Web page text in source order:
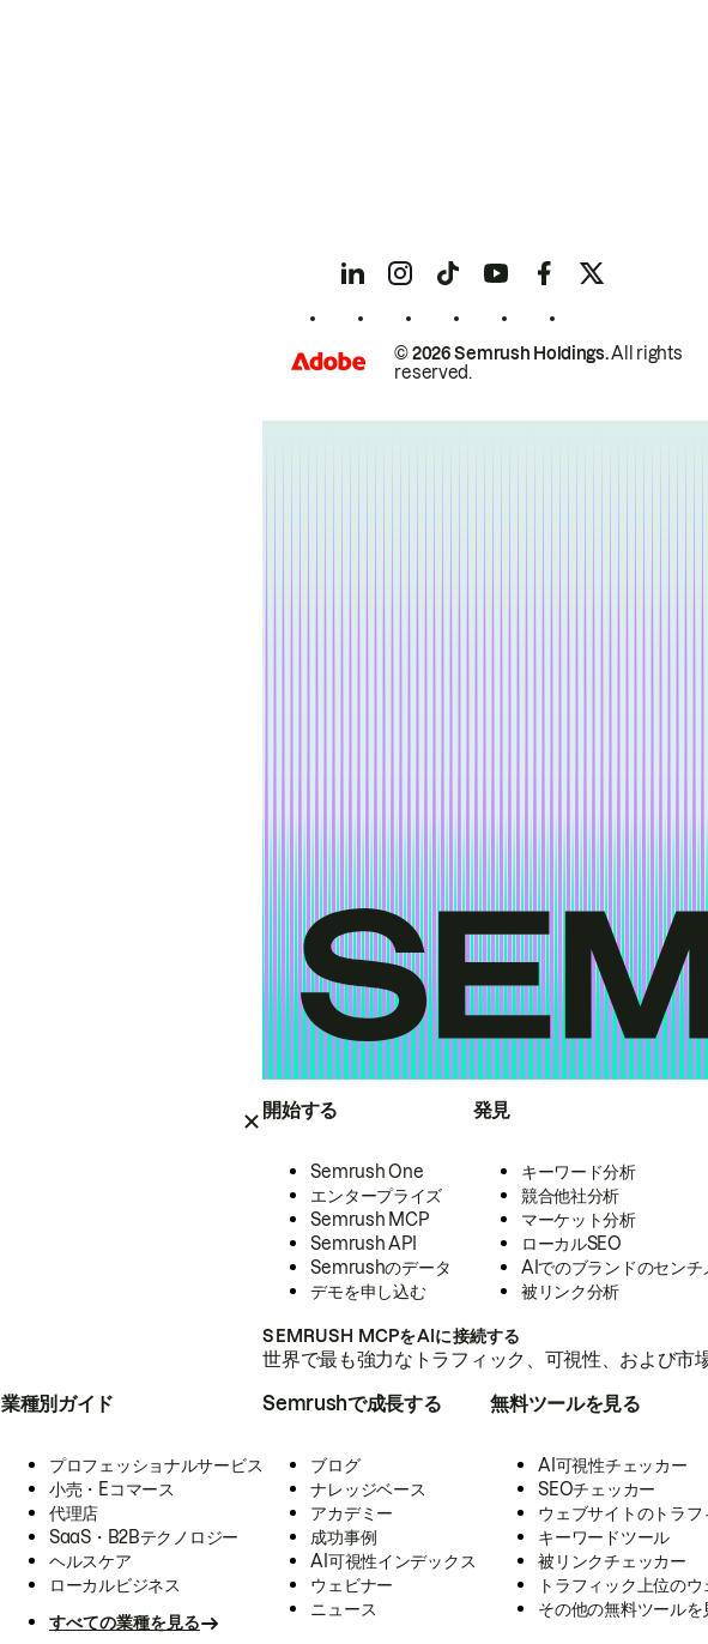
開始する
Semrush One
エンタープライズ
Semrush MCP
Semrush API
Semrushのデータ
デモを申し込む
発見
キーワード分析
競合他社分析
マーケット分析
ローカルSEO
AIでのブランドのセンチ
被リンク分析
SEMRUSH MCPをAIに接続する
世界で最も強力なトラフィック、可視性、および
業種別ガイド
プロフェッショナルサービス
小売・Eコマース
代理店
SaaS・B2Bテクノロジー
ヘルスケア
ローカルビジネス
すべての業種を見る
Semrushで成長する
ブログ
ナレッジベース
アカデミー
成功事例
AI可視性インデックス
ウェビナー
ニュース
無料ツールを見る
AI可視性チェッカー
SEOチェッカー
ウェブサイトのトラ
キーワードツール
被リンクチェッカー
トラフィック上位の
その他の無料ツールを
© 2026 Semrush Holdings.All rights
reserved.